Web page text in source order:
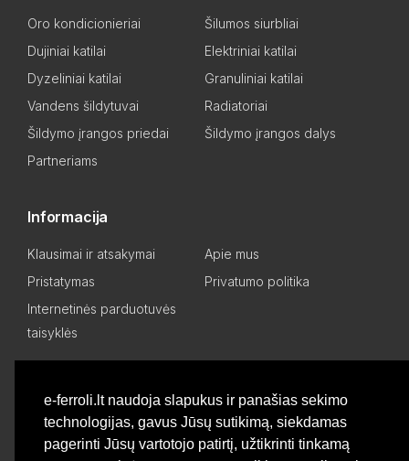
e-ferroli.lt naudoja slapukus ir panašias sekimo
technologijas, gavus Jūsų sutikimą, siekdamas
pagerinti Jūsų vartotojo patirtį, užtikrinti tinkamą
Oro kondicionieriai
Šilumos siurbliai
Dujiniai katilai
Elektriniai katilai
Dyzeliniai katilai
Granuliniai katilai
Vandens šildytuvai
Radiatoriai
Šildymo įrangos priedai
Šildymo įrangos dalys
Partneriams
Informacija
Klausimai ir atsakymai
Apie mus
Pristatymas
Privatumo politika
Internetinės parduotuvės
taisyklės
Asmeninis kabinetas
Pageidavimų sąrašas
Palyginti produktus
Basket